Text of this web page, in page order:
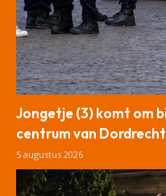
Jongetje (3) komt om
centrum van Dordrecht
5 augustus 2026